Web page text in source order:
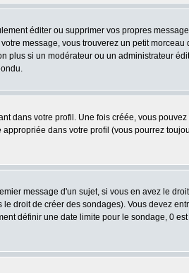
éditer ou supprimer vos propres
message, vous trouverez un petit
plus si un modérateur ou un administrateur
dans votre profil. Une fois créée, vous
dans votre profil (vous pourrez
message d'un sujet, si vous en avez le
droit de créer des sondages). Vous devez
définir une date limite pour le sondage, 0